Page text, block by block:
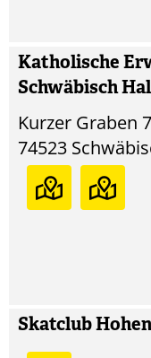
Katholische
Schwäbisch
Kurzer Graben
74523
Skatclub